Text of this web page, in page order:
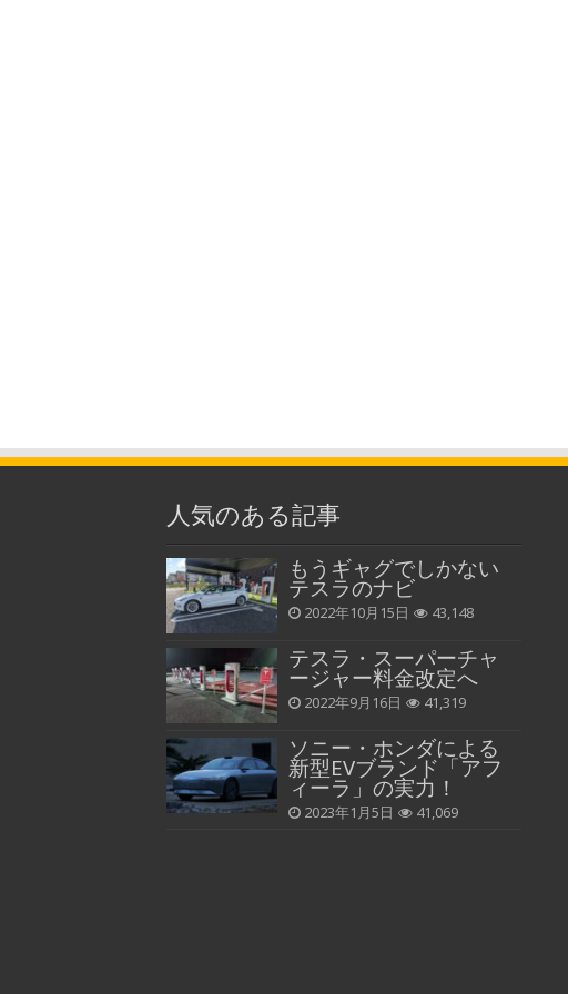
人気のある記事
もうギャグでしかない
テスラのナビ
2022年10月15日 43,148
テスラ・スーパーチャ
ージャー料金改定へ
2022年9月16日 41,319
ソニー・ホンダによる
新型EVブランド「アフ
ィーラ」の実力！
2023年1月5日 41,069